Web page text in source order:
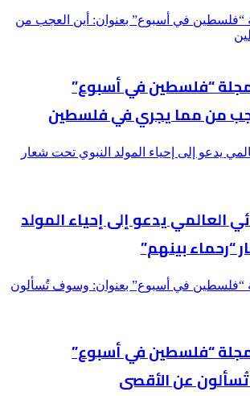
من مجلة “فلسطين في أسبوع” بعنوان: أين العجب من
من مجلة “فلسطين في أسبوع”
من مما يجري في فلسطين
يدعو إلى إحياء المولد النبوي تحت شعار
العالمي يدعو إلى إحياء المولد
“رحماء بينهم”
من مجلة “فلسطين في أسبوع” بعنوان: وسوف تُسألون
من مجلة “فلسطين في أسبوع”
عن الأقصى